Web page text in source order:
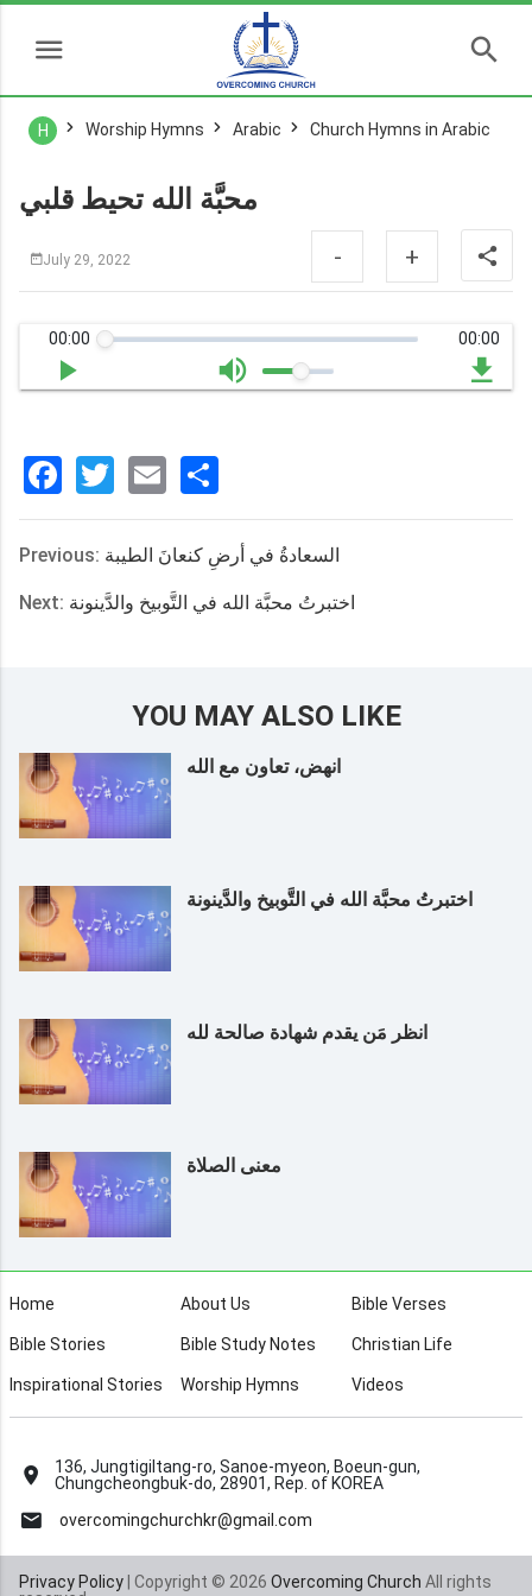
H Worship Hymns Arabic Church Hymns in Arabic
محبَّة الله تحيط قلبي
July 29, 2022 - +
00:00 00:00
Facebook
Twitter
Email
享
Previous: السعادةُ في أرضِ كنعانَ الطيبة
Next: اختبرتُ محبَّة الله في التَّوبيخ والدَّينونة
YOU MAY ALSO LIKE
انهض، تعاون مع الله
اختبرتُ محبَّة الله في التَّوبيخ والدَّينونة
انظر مَن يقدم شهادة صالحة لله
معنى الصلاة
Home About Us Bible Verses
Bible Stories Bible Study Notes Christian Life
Inspirational Stories Worship Hymns Videos
136, Jungtigiltang-ro, Sanoe-myeon, Boeun-gun,
Chungcheongbuk-do, 28901, Rep. of KOREA
overcomingchurchkr@gmail.com
Privacy Policy| Copyright © 2026 Overcoming Church All rights